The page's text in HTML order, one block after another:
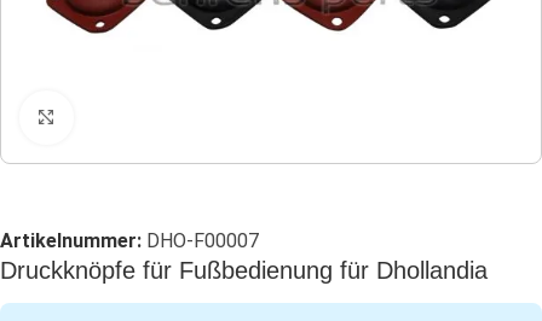
Artikelnummer: DHO-F00007
Druckknöpfe für Fußbedienung für Dhollandia